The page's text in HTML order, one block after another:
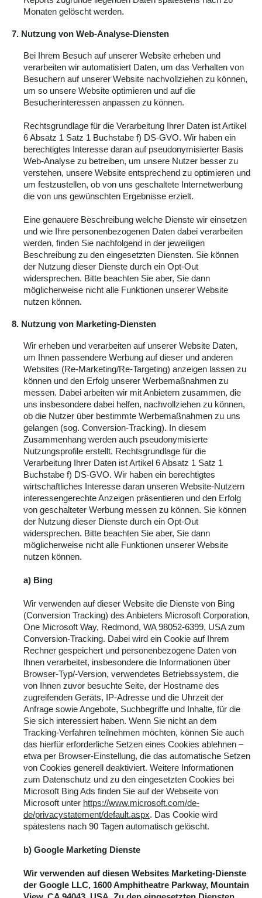
Monaten gelöscht werden.
7. Nutzung von Web-Analyse-Diensten
Bei Ihrem Besuch auf unserer Website erheben und
verarbeiten wir automatisiert Daten, um das Verhalten von
Besuchern auf unserer Website nachvollziehen zu können,
um so unsere Website optimieren und auf die
Besucherinteressen anpassen zu können.
Rechtsgrundlage für die Verarbeitung Ihrer Daten ist Artikel
6 Absatz 1 Satz 1 Buchstabe f) DS-GVO. Wir haben ein
berechtigtes Interesse daran auf pseudonymisierter Basis
Web-Analyse zu betreiben, um unsere Nutzer besser zu
verstehen, unsere Website entsprechend zu optimieren und
um festzustellen, ob von uns geschaltete Internetwerbung
die von uns gewünschten Ergebnisse erzielt.
Eine genauere Beschreibung welche Dienste wir einsetzen
und wie Ihre personenbezogenen Daten dabei verarbeiten
werden, finden Sie nachfolgend in der jeweiligen
Beschreibung zu den eingesetzten Diensten. Sie können
der Nutzung dieser Dienste durch ein Opt-Out
widersprechen. Bitte beachten Sie aber, Sie dann
möglicherweise nicht alle Funktionen unserer Website
nutzen können.
8. Nutzung von Marketing-Diensten
Wir erheben und verarbeiten auf unserer Website Daten,
um Ihnen passendere Werbung auf dieser und anderen
Websites (Re-Marketing/Re-Targeting) anzeigen lassen zu
können und den Erfolg unserer Werbemaßnahmen zu
messen. Dabei arbeiten wir mit Anbietern zusammen, die
uns insbesondere dabei helfen, nachvollziehen zu können,
ob die Nutzer über bestimmte Werbemaßnahmen zu uns
gelangen (sog. Conversion-Tracking). In diesem
Zusammenhang werden auch pseudonymisierte
Nutzungsprofile erstellt. Rechtsgrundlage für die
Verarbeitung Ihrer Daten ist Artikel 6 Absatz 1 Satz 1
Buchstabe f) DS-GVO. Wir haben ein berechtigtes
wirtschaftliches Interesse daran unseren Website-Nutzern
interessengerechte Anzeigen präsentieren und den Erfolg
von geschalteter Werbung messen zu können. Sie können
der Nutzung dieser Dienste durch ein Opt-Out
widersprechen. Bitte beachten Sie aber, Sie dann
möglicherweise nicht alle Funktionen unserer Website
nutzen können.
a) Bing
Wir verwenden auf dieser Website die Dienste von Bing
(Conversion Tracking) des Anbieters Microsoft Corporation,
One Microsoft Way, Redmond, WA 98052-6399, USA zum
Conversion-Tracking. Dabei wird ein Cookie auf Ihrem
Rechner gespeichert und personenbezogene Daten von
Ihnen verarbeitet, insbesondere die Informationen über
Browser-Typ/-Version, verwendetes Betriebssystem, die
von Ihnen zuvor besuchte Seite, der Hostname des
zugreifenden Geräts, IP-Adresse und die Uhrzeit der
Anfrage sowie Angebote, Suchbegriffe und Inhalte, für die
Sie sich interessiert haben. Wenn Sie nicht an dem
Tracking-Verfahren teilnehmen möchten, können Sie auch
das hierfür erforderliche Setzen eines Cookies ablehnen –
etwa per Browser-Einstellung, die das automatische Setzen
von Cookies generell deaktiviert. Weitere Informationen
zum Datenschutz und zu den eingesetzten Cookies bei
Microsoft Bing Ads finden Sie auf der Webseite von
Microsoft unter https://www.microsoft.com/de-
de/privacystatement/default.aspx. Das Cookie wird
spätestens nach 90 Tagen automatisch gelöscht.
b) Google Marketing Dienste
Wir verwenden auf diesen Websites Marketing-Dienste
der Google LLC, 1600 Amphitheatre Parkway, Mountain